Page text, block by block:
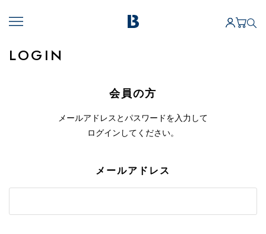
LOGIN
会員の方
メールアドレスとパスワードを入力して
ログインしてください。
メールアドレス